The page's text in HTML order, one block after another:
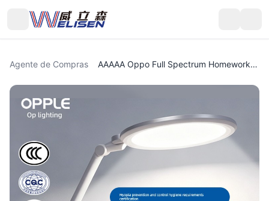
Agente de Compras AAAAA Oppo Full Spectrum Homework Myopia Table Lamp